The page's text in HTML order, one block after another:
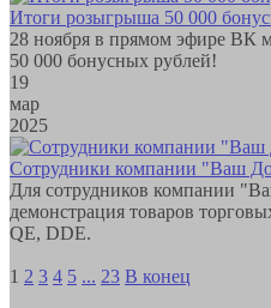
Итоги розыгрыша 50 000
28 ноября в прямом эфире ВК
50 000 бонусных рублей!
19
мар
2025
Сотрудники компании "Ваш
Для сотрудников компании
демонстрация товаров
QE, DDE.
1 2 3 4 5 ... 23 В конец